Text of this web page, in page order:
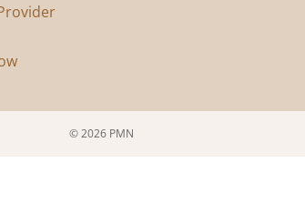
© 2026 PMN